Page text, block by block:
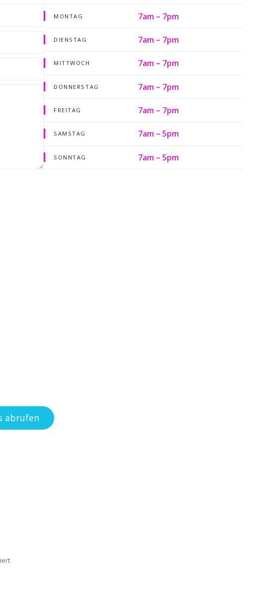
MONTAG 7am – 7pm
DIENSTAG 7am – 7pm
MITTWOCH 7am – 7pm
DONNERSTAG 7am – 7pm
FREITAG 7am – 7pm
SAMSTAG 7am – 5pm
SONNTAG 7am – 5pm
abrufen